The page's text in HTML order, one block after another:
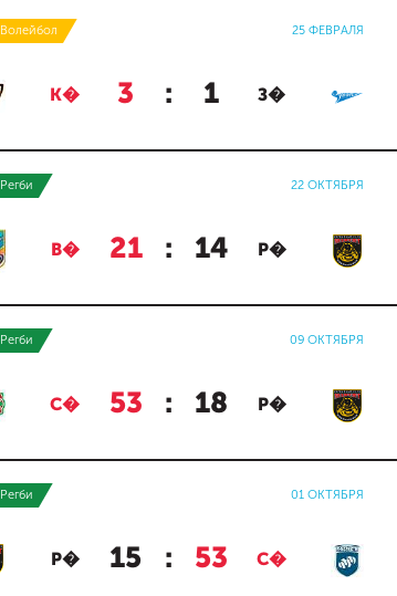
Волейбол 25 ФЕВРАЛЯ
К� 3 : 1 З�
Регби 22 ОКТЯБРЯ
В� 21 : 14 Р�
Регби 09 ОКТЯБРЯ
С� 53 : 18 Р�
Регби 01 ОКТЯБРЯ
Р� 15 : 53 С�